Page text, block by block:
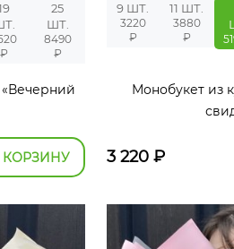
₽
25
ШТ.
8490
₽
«Вечерний
КОРЗИНУ
9 ШТ.
3220
₽
11 ШТ.
3880
₽
Монобукет из
3 220₽